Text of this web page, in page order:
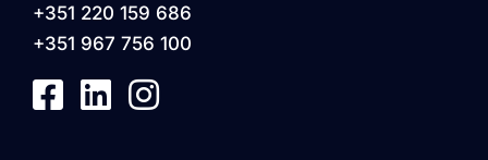
+351 220 159 686
+351 967 756 100